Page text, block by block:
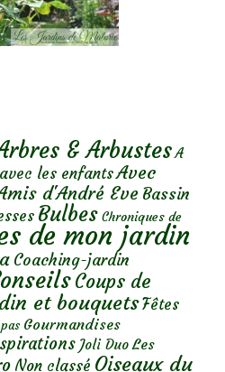
& Arbustes A
les enfantsAvec
d'André Eve Bassin
Bulbes Chroniques de
de mon jardin
Coaching-jardin
Coups de
et bouquetsFêtes
Gourmandises
Joli Duo Les
Non classé Oiseaux du